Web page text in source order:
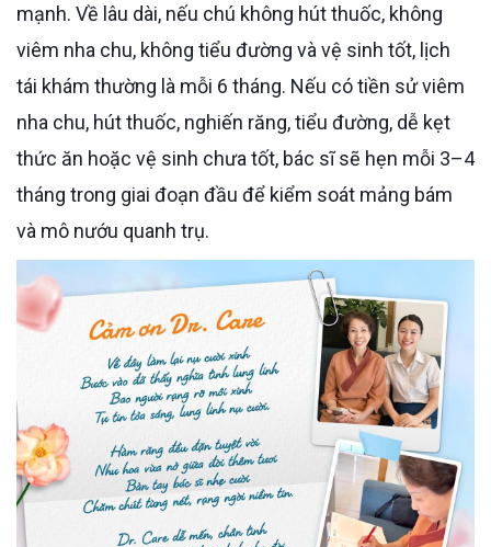
mạnh. Về lâu dài, nếu chú không hút thuốc, không
viêm nha chu, không tiểu đường và vệ sinh tốt, lịch
tái khám thường là mỗi 6 tháng. Nếu có tiền sử viêm
nha chu, hút thuốc, nghiến răng, tiểu đường, dễ kẹt
thức ăn hoặc vệ sinh chưa tốt, bác sĩ sẽ hẹn mỗi 3–4
tháng trong giai đoạn đầu để kiểm soát mảng bám
và mô nướu quanh trụ.